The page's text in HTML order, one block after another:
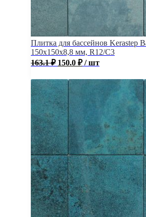
Плитка для бассейнов Kerastep
150х150х8,8 мм, R12/C3
163.1₽ 150.0 ₽ / шт